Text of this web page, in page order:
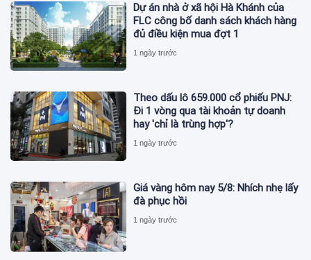
Dự án nhà ở xã hội Hà Khánh của
FLC công bố danh sách khách hàng
đủ điều kiện mua đợt 1
1 ngày trước
Theo dấu lô 659.000 cổ phiếu PNJ:
Đi 1 vòng qua tài khoản tự doanh
hay 'chỉ là trùng hợp'?
1 ngày trước
Giá vàng hôm nay 5/8: Nhích nhẹ lấy
đà phục hồi
1 ngày trước